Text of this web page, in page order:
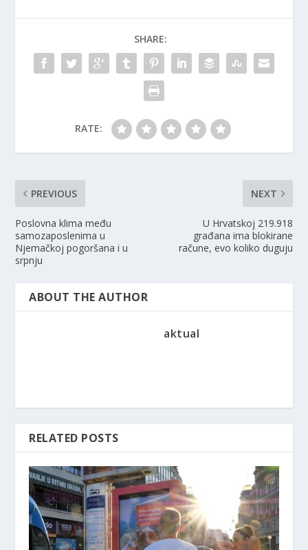
SHARE:
RATE:
PREVIOUS
Poslovna klima među
samozaposlenima u
Njemačkoj pogoršana i u
srpnju
NEXT
U Hrvatskoj 219.918
građana ima blokirane
račune, evo koliko duguju
ABOUT THE AUTHOR
aktual
RELATED POSTS